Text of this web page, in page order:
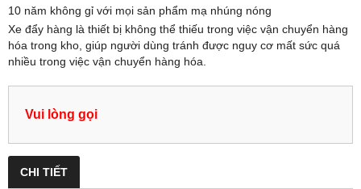
10 năm không gỉ với mọi sản phẩm mạ nhúng nóng
Xe đẩy hàng là thiết bị không thể thiếu trong việc vận chuyển hàng
hóa trong kho, giúp người dùng tránh được nguy cơ mất sức quá
nhiều trong việc vận chuyển hàng hóa.
Vui lòng gọi
CHI TIẾT